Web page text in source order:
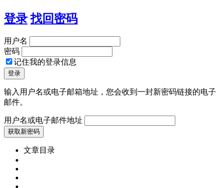
登录 找回密码
用户名
密码
记住我的登录信息
输入用户名或电子邮箱地址，您会收到一封新密码链接的电子
邮件。
用户名或电子邮件地址
文章目录